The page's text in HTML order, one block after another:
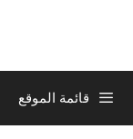
قائمة الموقع